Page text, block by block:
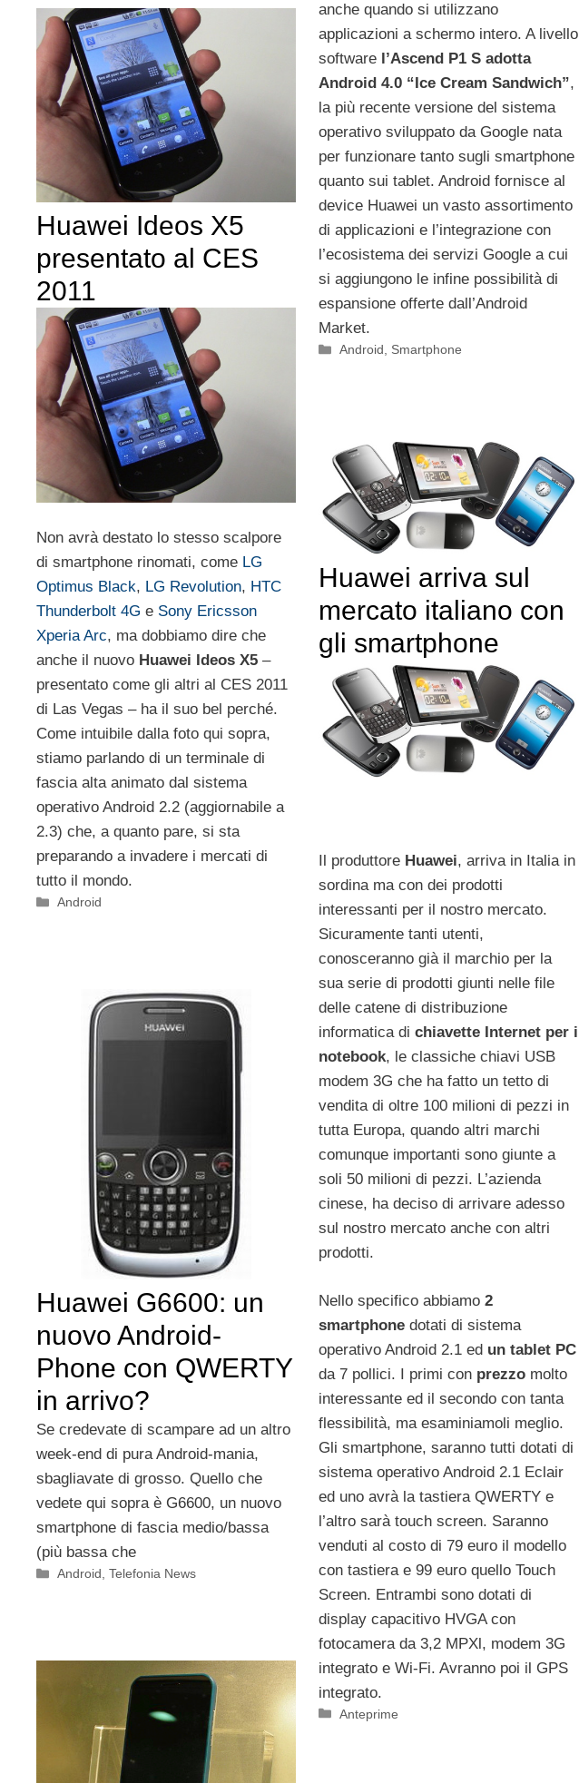
anche quando si utilizzano
applicazioni a schermo intero. A livello
software l’Ascend P1 S adotta
Android 4.0 “Ice Cream Sandwich”,
la più recente versione del sistema
operativo sviluppato da Google nata
per funzionare tanto sugli smartphone
quanto sui tablet. Android fornisce al
device Huawei un vasto assortimento
di applicazioni e l’integrazione con
l’ecosistema dei servizi Google a cui
si aggiungono le infine possibilità di
espansione offerte dall’Android
Market.
Categorie
Android, Smartphone
Huawei Ideos X5
presentato al CES
2011
Non avrà destato lo stesso scalpore
di smartphone rinomati, come LG
Optimus Black, LG Revolution, HTC
Thunderbolt 4G e Sony Ericsson
Xperia Arc, ma dobbiamo dire che
anche il nuovo Huawei Ideos X5 –
presentato come gli altri al CES 2011
di Las Vegas – ha il suo bel perché.
Come intuibile dalla foto qui sopra,
stiamo parlando di un terminale di
fascia alta animato dal sistema
operativo Android 2.2 (aggiornabile a
2.3) che, a quanto pare, si sta
preparando a invadere i mercati di
tutto il mondo.
Categorie
Android
Huawei arriva sul
mercato italiano con
gli smartphone
Il produttore Huawei, arriva in Italia in
sordina ma con dei prodotti
interessanti per il nostro mercato.
Sicuramente tanti utenti,
conosceranno già il marchio per la
sua serie di prodotti giunti nelle file
delle catene di distribuzione
informatica di chiavette Internet per i
notebook, le classiche chiavi USB
modem 3G che ha fatto un tetto di
vendita di oltre 100 milioni di pezzi in
tutta Europa, quando altri marchi
comunque importanti sono giunte a
soli 50 milioni di pezzi. L’azienda
cinese, ha deciso di arrivare adesso
sul nostro mercato anche con altri
prodotti.
Nello specifico abbiamo2
smartphonedotati di sistema
operativo Android 2.1 ed un tablet PC
da 7 pollici. I primi con prezzomolto
interessante ed il secondo con tanta
flessibilità, ma esaminiamoli meglio.
Gli smartphone, saranno tutti dotati di
sistema operativo Android 2.1 Eclair
ed uno avrà la tastiera QWERTY e
l’altro sarà touch screen. Saranno
venduti al costo di 79 euro il modello
con tastiera e 99 euro quello Touch
Screen. Entrambi sono dotati di
display capacitivo HVGA con
fotocamera da 3,2 MPXl, modem 3G
integrato e Wi-Fi. Avranno poi il GPS
integrato.
Categorie
Anteprime
Huawei G6600: un
nuovo Android-
Phone con QWERTY
in arrivo?
Se credevate di scampare ad un altro
week-end di pura Android-mania,
sbagliavate di grosso. Quello che
vedete qui sopra è G6600, un nuovo
smartphone di fascia medio/bassa
(più bassa che
Categorie
Android ,Telefonia News